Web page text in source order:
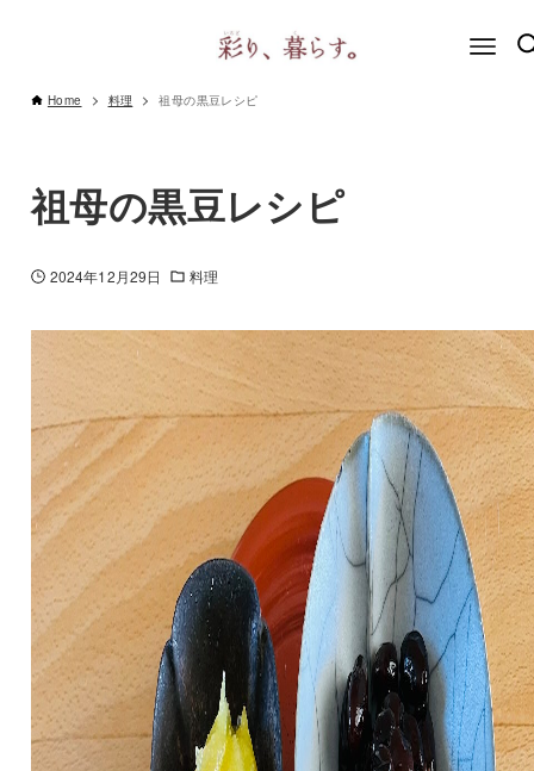
Home 料理 祖母の黒豆レシピ
祖母の黒豆レシピ
2024年12月29日 料理